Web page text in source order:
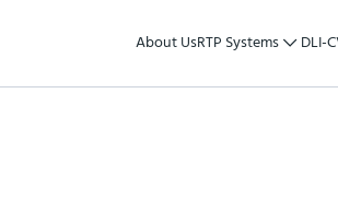
About UsRTP Systems DLI-